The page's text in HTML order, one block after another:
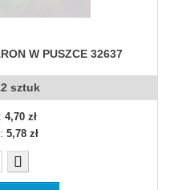
W PUSZCE 32637
sztuk
4,70 zł
5,78 zł